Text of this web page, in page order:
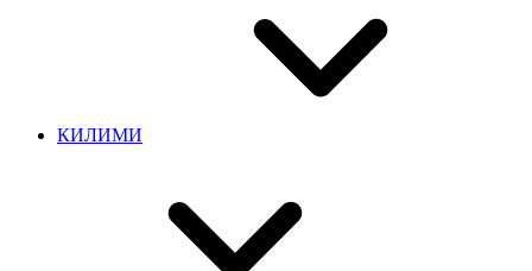
КИЛИМИ